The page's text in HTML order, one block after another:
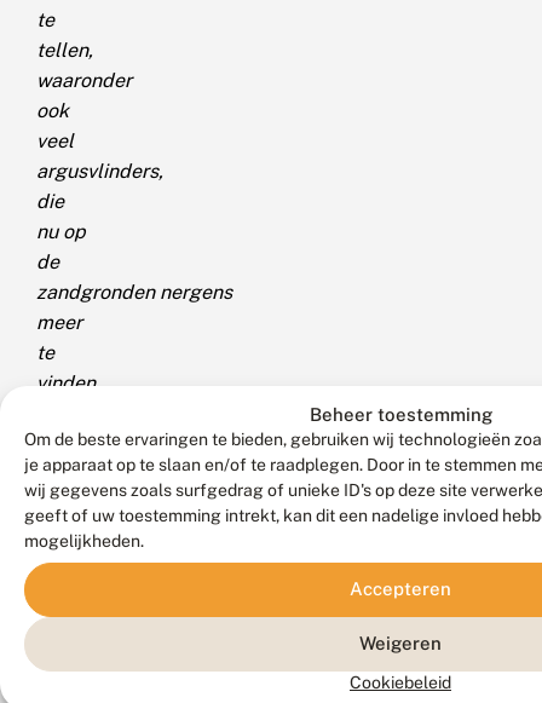
Beheer toestemming
Om de beste ervaringen te bieden, gebruiken wij technologieën
je apparaat op te slaan en/of te raadplegen. Door in te stemmen
wij gegevens zoals surfgedrag of unieke ID's op deze site
geeft of uw toestemming intrekt, kan dit een nadelige invloed
mogelijkheden.
Accepteren
Weigeren
Cookiebeleid
te
tellen,
waaronder
ook
veel
argusvlinders,
die
nu op
de
zandgronden nergens
meer
te
vinden
De
laatste
paar
jaar
waren
5